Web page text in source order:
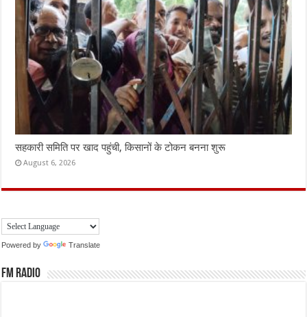
सहकारी समिति पर खाद पहुंची, किसानों के टोकन बनना शुरू
August 6, 2026
Powered by Translate
FM Radio